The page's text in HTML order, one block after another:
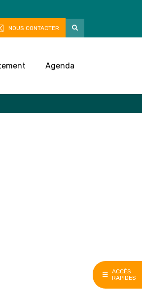
ACCÈS
RAPIDES
NOUS CONTACTER
Agenda